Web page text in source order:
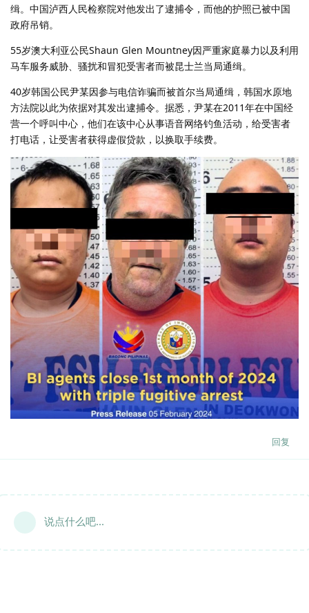
缉。中国泸西人民检察院对他发出了逮捕令，而他的护照已被中国
政府吊销。
55岁澳大利亚公民Shaun Glen Mountney因严重家庭暴力以及利用
马车服务威胁、骚扰和冒犯受害者而被昆士兰当局通缉。
40岁韩国公民尹某因参与电信诈骗而被首尔当局通缉，韩国水原地
方法院以此为依据对其发出逮捕令。据悉，尹某在2011年在中国经
营一个呼叫中心，他们在该中心从事语音网络钓鱼活动，给受害者
打电话，让受害者获得虚假贷款，以换取手续费。
回复
说点什么吧...